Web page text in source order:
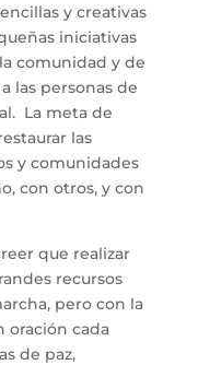
y creativas
iniciativas
comunidad y de
las personas de
La meta de
las
y comunidades
con otros, y con
que realizar
recursos
pero con la
oración cada
de paz,